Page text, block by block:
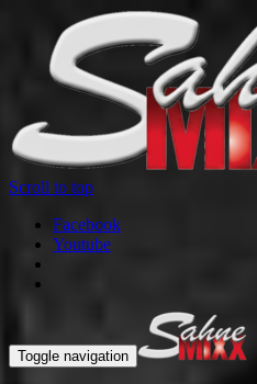
Scroll to top
Facebook
Youtube
Toggle navigation